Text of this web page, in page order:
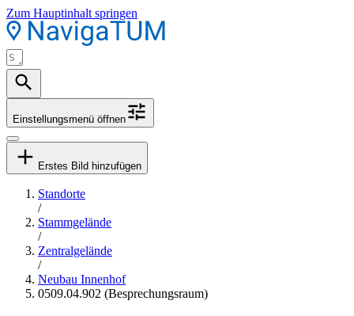
Zum Hauptinhalt springen
Einstellungsmenü öffnen
Erstes Bild hinzufügen
Standorte
/
Stammgelände
/
Zentralgelände
/
Neubau Innenhof
0509.04.902 (Besprechungsraum)